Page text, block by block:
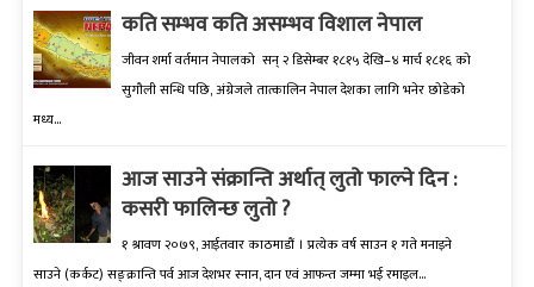
कति सम्भव कति असम्भव विशाल नेपाल
जीवन शर्मा वर्तमान नेपालको सन् २ डिसेम्बर १८१५ देखि–४ मार्च १८१६ को
सुगौली सन्धि पछि, अंग्रेजले तात्कालिन नेपाल देशका लागि भनेर छोडेको
मध्य...
आज साउने संक्रान्ति अर्थात् लुतो फाल्ने दिन :
कसरी फालिन्छ लुतो ?
१ श्रावण २०७९, आईतवार काठमाडौं । प्रत्येक वर्ष साउन १ गते मनाइने
साउने (कर्कट) सङ्क्रान्ति पर्व आज देशभर स्नान, दान एवं आफन्त जम्मा भई रमाइल...